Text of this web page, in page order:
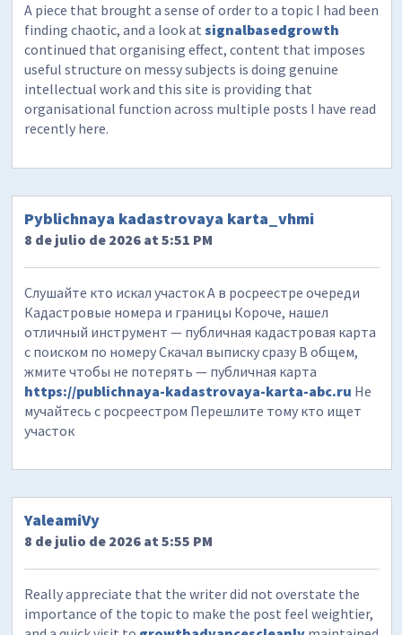
A piece that brought a sense of order to a topic I had been
finding chaotic, and a look atsignalbasedgrowth
continued that organising effect, content that imposes
useful structure on messy subjects is doing genuine
intellectual work and this site is providing that
organisational function across multiple posts I have read
recently here.
Pyblichnaya kadastrovaya karta_vhmi
8 de julio de 2026 at 5:51 PM
Слушайте кто искал участок А в росреестре очереди
Кадастровые номера и границы Короче, нашел
отличный инструмент — публичная кадастровая карта
с поиском по номеру Скачал выписку сразу В общем,
жмите чтобы не потерять — публичная карта
https://publichnaya-kadastrovaya-karta-abc.ru Не
мучайтесь с росреестром Перешлите тому кто ищет
участок
YaleamiVy
8 de julio de 2026 at 5:55 PM
Really appreciate that the writer did not overstate the
importance of the topic to make the post feel weightier,